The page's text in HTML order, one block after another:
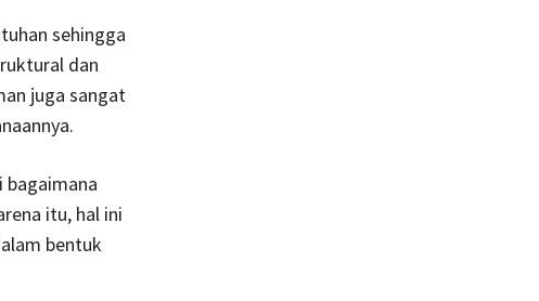
sehingga
dan
juga sangat
bagaimana
itu, hal ini
bentuk